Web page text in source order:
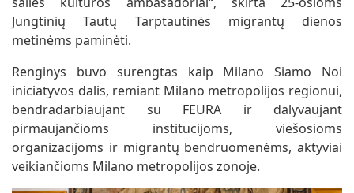
Jungtinių Tautų Tarptautinės migrantų dienos
metinėms paminėti.
Renginys buvo surengtas kaip Milano Siamo Noi
iniciatyvos dalis, remiant Milano metropolijos regionui,
bendradarbiaujant su FEURA ir dalyvaujant
pirmaujančioms institucijoms, viešosioms
organizacijoms ir migrantų bendruomenėms, aktyviai
veikiančioms Milano metropolijos zonoje.